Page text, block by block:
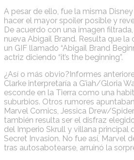
A pesar de ello, fue la misma
hacer el mayor spoiler posible y
De acuerdo con una imagen
nueva Abigail Brand. Resulta que
un GIF llamado “Abigail Brand
actriz diciendo “it’s the beginning”.
¿Así o más obvio?Informes
Clarke interpretaría a G’iah/Gloria
esconde en la Tierra como una
suburbios. Otros rumores
Marvel Comics, Jessica Drew/
también resulta ser el disfraz
del Imperio Skrull y villana principal
Secret Invasion. No fue así, Marvel
tras autosabotearse, arruinó la